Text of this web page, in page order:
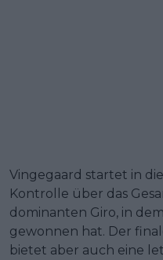
Vingegaard startet in
Kontrolle über das
dominanten Giro, in
gewonnen hat. Der
bietet aber auch eine